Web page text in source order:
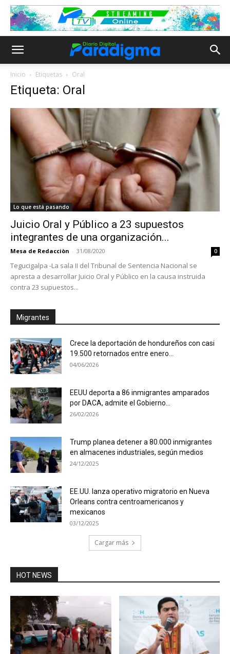
Inicio Etiquetas Oral
Etiqueta: Oral
Lo que está pasando
Juicio Oral y Público a 23 supuestos
integrantes de una organización...
Mesa de Redacciòn - 31/08/2020 0
Tegucigalpa -La sala II del Tribunal de Sentencia Nacional se
apresta a desarrollar Juicio Oral y Público en la causa instruida
contra 23 supuestos...
Migrantes
Crece la deportación de hondureños con casi
19.500 retornados entre enero...
04/06/2026
EEUU deporta a 86 inmigrantes amparados
por DACA, admite el Gobierno...
26/02/2026
Trump planea detener a 80.000 inmigrantes
en almacenes industriales, según medios
24/12/2025
EE.UU. lanza operativo migratorio en Nueva
Orleans contra centroamericanos y
mexicanos
03/12/2025
Cargar más
HOT NEWS